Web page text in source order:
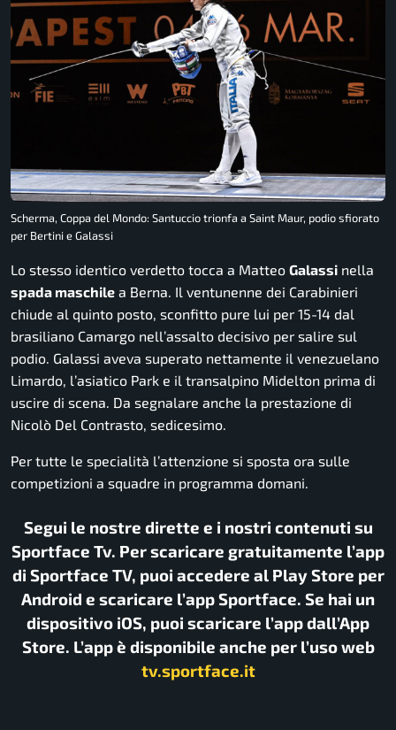
Scherma, Coppa del Mondo: Santuccio trionfa a Saint Maur, podio sfiorato
per Bertini e Galassi
Lo stesso identico verdetto tocca a Matteo Galassi nella
spada maschile a Berna. Il ventunenne dei Carabinieri
chiude al quinto posto, sconfitto pure lui per 15-14 dal
brasiliano Camargo nell’assalto decisivo per salire sul
podio. Galassi aveva superato nettamente il venezuelano
Limardo, l’asiatico Park e il transalpino Midelton prima di
uscire di scena. Da segnalare anche la prestazione di
Nicolò Del Contrasto, sedicesimo.
Per tutte le specialità l’attenzione si sposta ora sulle
competizioni a squadre in programma domani.
Segui le nostre dirette e i nostri contenuti su
Sportface Tv. Per scaricare gratuitamente l’app
di Sportface TV, puoi accedere al Play Store per
Android e scaricare l’app Sportface. Se hai un
dispositivo iOS, puoi scaricare l’app dall’App
Store. L’app è disponibile anche per l’uso web
tv.sportface.it